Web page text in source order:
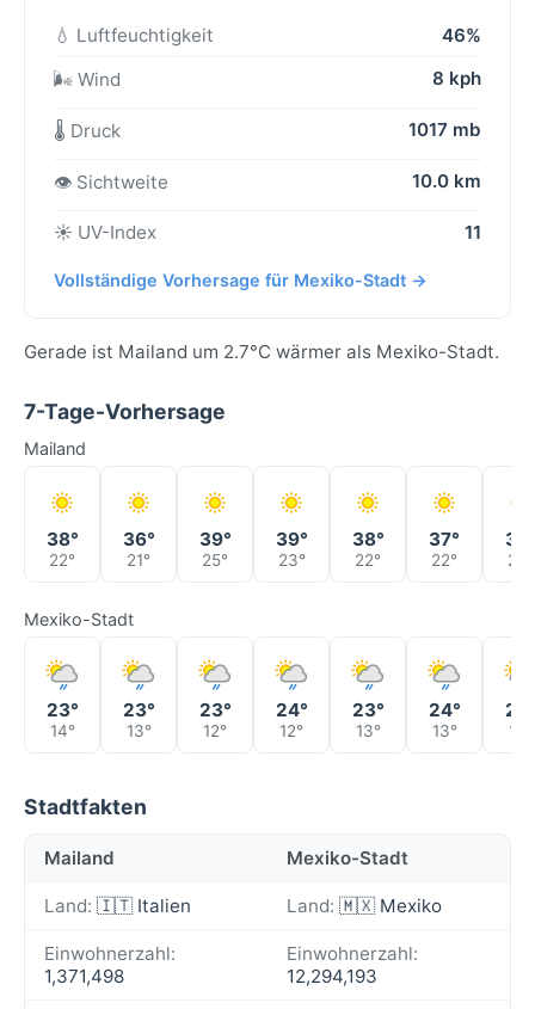
💧 Luftfeuchtigkeit
46%
🌬️ Wind
8 kph
🌡️ Druck 1017 mb
👁️ Sichtweite 10.0 km
☀️ UV-Index 11
Vollständige Vorhersage für Mexiko-Stadt →
Gerade ist Mailand um 2.7°C wärmer als Mexiko-Stadt.
7-Tage-Vorhersage
Mailand
38°
22°
36°
21°
39°
25°
39°
23°
38°
22°
37°
22° 23°
Mexiko-Stadt
23°
14°
23°
13°
23°
12°
24°
12°
23°
13°
24°
13° 14°
Stadtfakten
Mailand Mexiko-Stadt
Land: 🇮🇹 Italien Land: 🇲🇽 Mexiko
Einwohnerzahl:
1,371,498
Einwohnerzahl:
12,294,193